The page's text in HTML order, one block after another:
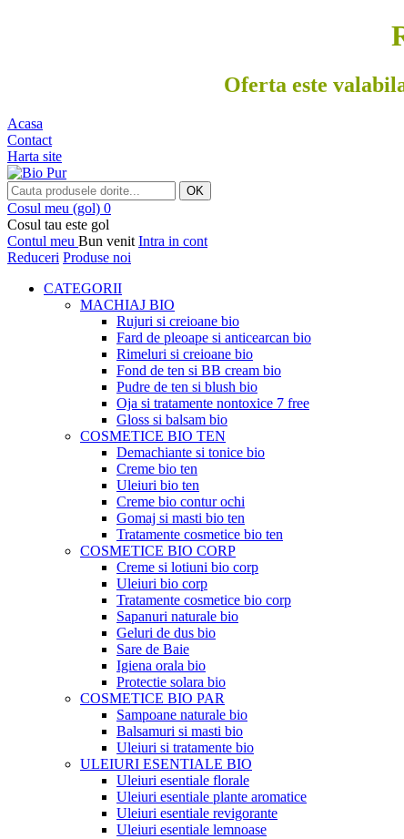
Oferta este
Acasa
Contact
Harta site
OK
Cosul meu (gol) 0
Cosul tau este gol
Contul meu Bun venit Intra in cont
Reduceri Produse noi
CATEGORII
MACHIAJ BIO
Rujuri si creioane bio
Fard de pleoape si anticearcan bio
Rimeluri si creioane bio
Fond de ten si BB cream bio
Pudre de ten si blush bio
Oja si tratamente nontoxice 7 free
Gloss si balsam bio
COSMETICE BIO TEN
Demachiante si tonice bio
Creme bio ten
Uleiuri bio ten
Creme bio contur ochi
Gomaj si masti bio ten
Tratamente cosmetice bio ten
COSMETICE BIO CORP
Creme si lotiuni bio corp
Uleiuri bio corp
Tratamente cosmetice bio corp
Sapanuri naturale bio
Geluri de dus bio
Sare de Baie
Igiena orala bio
Protectie solara bio
COSMETICE BIO PAR
Sampoane naturale bio
Balsamuri si masti bio
Uleiuri si tratamente bio
ULEIURI ESENTIALE BIO
Uleiuri esentiale florale
Uleiuri esentiale plante aromatice
Uleiuri esentiale revigorante
Uleiuri esentiale lemnoase